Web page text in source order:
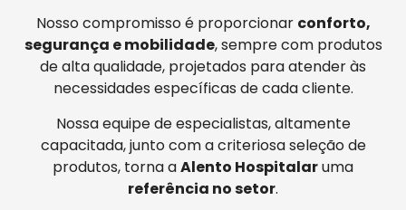
Nosso compromisso é proporcionar conforto,
segurança e mobilidade, sempre com produtos
de alta qualidade, projetados para atender às
necessidades específicas de cada cliente.
Nossa equipe de especialistas, altamente
capacitada, junto com a criteriosa seleção de
produtos, torna aAlento Hospitalaruma
referência no setor.